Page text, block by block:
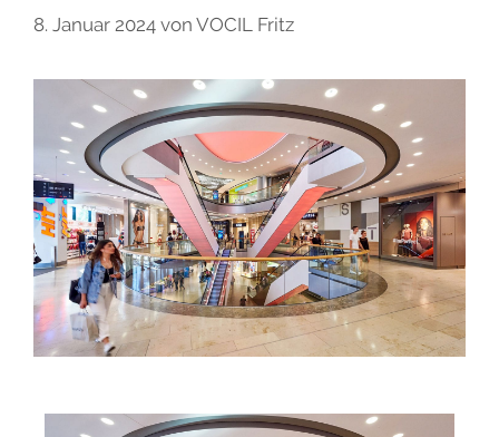
8. Januar 2024 von VOCIL Fritz